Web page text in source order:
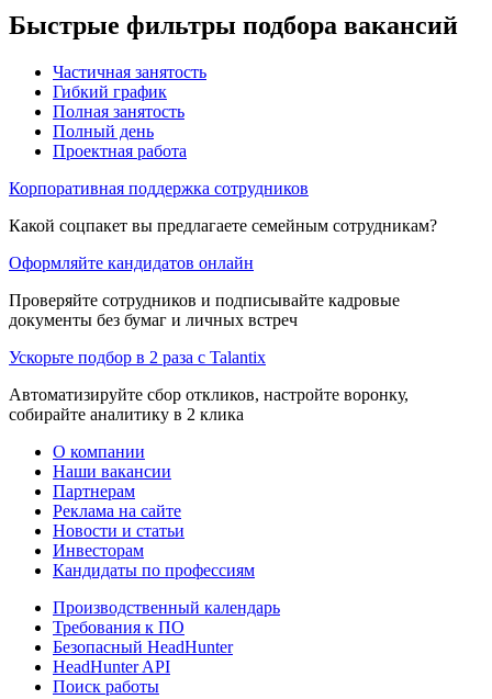
Быстрые фильтры подбора вакансий
Частичная занятость
Гибкий график
Полная занятость
Полный день
Проектная работа
Корпоративная поддержка сотрудников
Какой соцпакет вы предлагаете семейным сотрудникам?
Оформляйте кандидатов онлайн
Проверяйте сотрудников и подписывайте кадровые
документы без бумаг и личных встреч
Ускорьте подбор в 2 раза с Talantix
Автоматизируйте сбор откликов, настройте воронку,
собирайте аналитику в 2 клика
О компании
Наши вакансии
Партнерам
Реклама на сайте
Новости и статьи
Инвесторам
Кандидаты по профессиям
Производственный календарь
Требования к ПО
Безопасный HeadHunter
HeadHunter API
Поиск работы